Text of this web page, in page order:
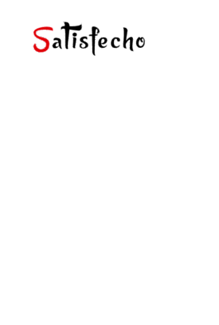
contenido